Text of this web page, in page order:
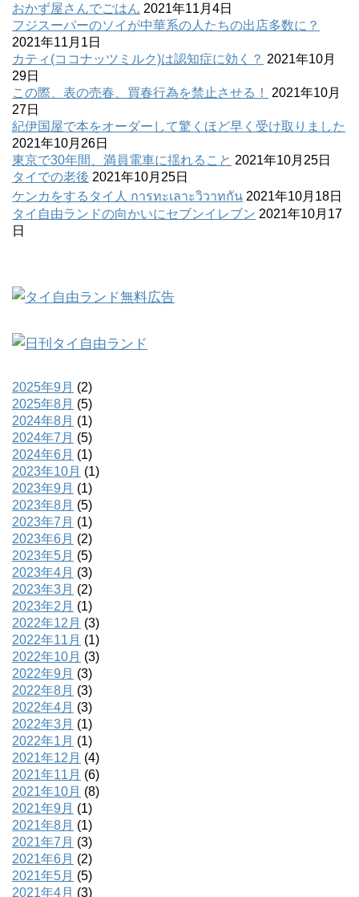
おかず屋さんでごはん 2021年11月4日
フジスーパーのソイが中華系の人たちの出店多数に？
2021年11月1日
カティ(ココナッツミルク)は認知症に効く？ 2021年10月
29日
この際、表の売春、買春行為を禁止させる！
2021年10月
27日
紀伊国屋で本をオーダーして驚くほど早く受け取りました
2021年10月26日
東京で30年間、満員電車に揺れること 2021年10月25日
タイでの老後 2021年10月25日
ケンカをするタイ人 การทะเลาะวิวาทกัน 2021年10月18日
タイ自由ランドの向かいにセブンイレブン 2021年10月17
日
2025年9月 (2)
2025年8月 (5)
2024年8月 (1)
2024年7月 (5)
2024年6月 (1)
2023年10月 (1)
2023年9月 (1)
2023年8月 (5)
2023年7月 (1)
2023年6月 (2)
2023年5月 (5)
2023年4月 (3)
2023年3月 (2)
2023年2月 (1)
2022年12月 (3)
2022年11月 (1)
2022年10月 (3)
2022年9月 (3)
2022年8月 (3)
2022年4月 (3)
2022年3月 (1)
2022年1月 (1)
2021年12月 (4)
2021年11月 (6)
2021年10月 (8)
2021年9月 (1)
2021年8月 (1)
2021年7月 (3)
2021年6月 (2)
2021年5月 (5)
2021年4月 (3)